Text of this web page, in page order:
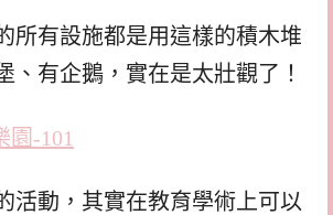
所有設施都是用這樣的積木堆
、有企鵝，實在是太壯觀了！
活動，其實在教育學術上可以